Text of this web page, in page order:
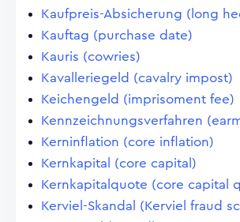
Kaufpreis-Absicherung (long
Kauftag (purchase date)
Kauris (cowries)
Kavalleriegeld (cavalry impost)
Keichengeld (imprisoment fee)
Kennzeichnungsverfahren
Kerninflation (core inflation)
Kernkapital (core capital)
Kernkapitalquote (core capital
Kerviel-Skandal (Kerviel fraud